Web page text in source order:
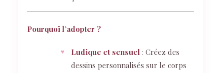
Pourquoi l’adopter ?
Ludique et sensuel : Créez des
dessins personnalisés sur le corps